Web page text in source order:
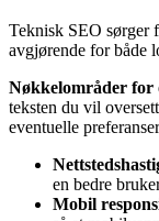
Teknisk SEO sørger
avgjørende for både
Nøkkelområder for
teksten du vil
eventuelle
en bedre
Mobil